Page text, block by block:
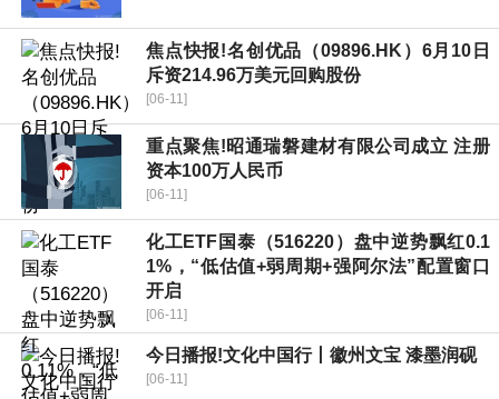
焦点快报!名创优品（09896.HK）6月10日
斥资214.96万美元回购股份
[06-11]
重点聚焦!昭通瑞磐建材有限公司成立 注册
资本100万人民币
[06-11]
化工ETF国泰（516220）盘中逆势飘红0.1
1%，“低估值+弱周期+强阿尔法”配置窗口
开启
[06-11]
今日播报!文化中国行丨徽州文宝 漆墨润砚
[06-11]